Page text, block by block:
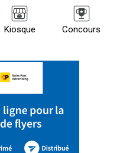
Kiosque Concours